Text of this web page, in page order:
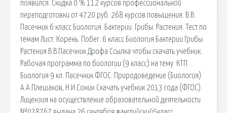
появился. Скидка 0 % 112 курсов профессиональной
переподготовки от 4720 руб. 268 курсов повышения. В.В.
Пасечник 6 класс Биология. Бактерии. Грибы. Растения. Тест по
темам Лист. Корень. Побег. 6 класс Биология Бактерии Грибы
Растения В.В.Пасечник Дрофа Ссылка чтобы скачать учебник.
Рабочая программа по биологии (9 класс) на тему: КТП
Биология 9 кл. Пасечник.ФГОС. Природоведение (Биология)
А.А.Плешаков, Н.И.Сонин Скачать учебник 2013 года (ФГОС).
Лицензия на осуществление образовательной деятельности